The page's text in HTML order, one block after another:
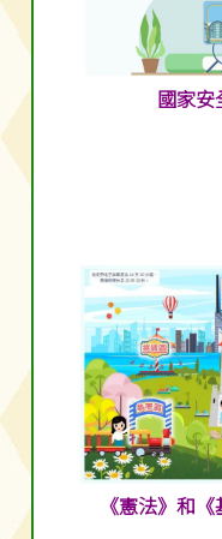
國家
《憲法》和